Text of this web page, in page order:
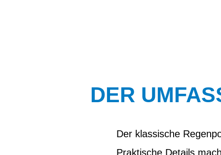
DER
Der klassische
Praktische Details